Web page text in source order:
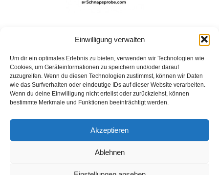
Einwilligung verwalten
Um dir ein optimales Erlebnis zu bieten, verwenden wir Technologien wie
Cookies, um Geräteinformationen zu speichern und/oder darauf
zuzugreifen. Wenn du diesen Technologien zustimmst, können wir Daten
wie das Surfverhalten oder eindeutige IDs auf dieser Website verarbeiten.
Wenn du deine Einwilligung nicht erteilst oder zurückziehst, können
bestimmte Merkmale und Funktionen beeinträchtigt werden.
Akzeptieren
Ablehnen
Bohrshof
Bohrshof, Bohrhof, 54298 Welschbillig, Deutschland